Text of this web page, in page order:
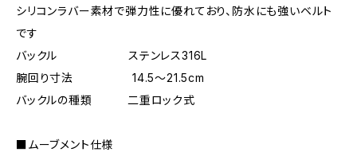
シリコンラバー素材で弾力性に優れており、防水にも強いベルト
です
バックル ステンレス316L
腕回り寸法 14.5〜21.5cm
バックルの種類 二重ロック式
■ムーブメント仕様